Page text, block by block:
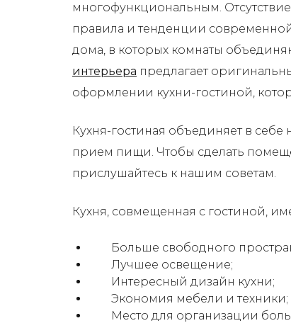
многофункциональным.
правила и тенденции
дома, в которых комнаты
интерьера предлагает
оформлении кухни-гостиной,
Кухня-гостиная объединяет в
прием пищи. Чтобы сделать
прислушайтесь к нашим советам.
Кухня, совмещенная с гостиной,
Больше свободного
Лучшее освещение;
Интересный дизайн кухни;
Экономия мебели и техники;
Место для организации